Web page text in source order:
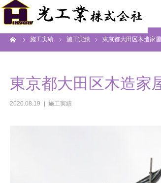
施工実績 施工実績 東京都大田区木造家屋
東京都大田区木造家
2020.08.19 施工実績